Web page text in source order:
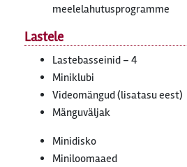
meelelahutusprogramme
Lastele
Lastebasseinid – 4
Miniklubi
Videomängud (lisatasu eest)
Mänguväljak
Minidisko
Miniloomaaed